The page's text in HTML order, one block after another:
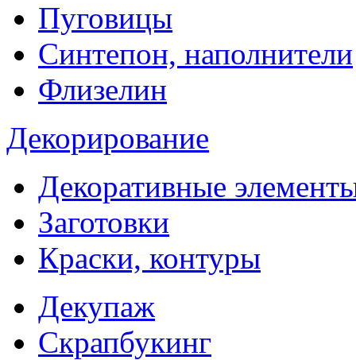
Пуговицы
Синтепон, наполнители
Флизелин
Декорирование
Декоративные
Заготовки
Краски, контуры
Декупаж
Скрапбукинг